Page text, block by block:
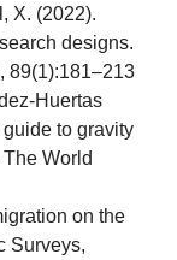
X. (2022).
designs.
89(1):181–213
Huertas
guide to gravity
World
on the
Surveys,